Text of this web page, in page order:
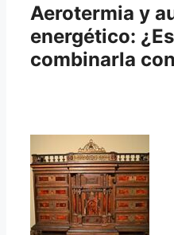
Aerotermia y
energético:
combinarla